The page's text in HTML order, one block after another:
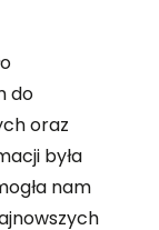
do
oraz
była
nam